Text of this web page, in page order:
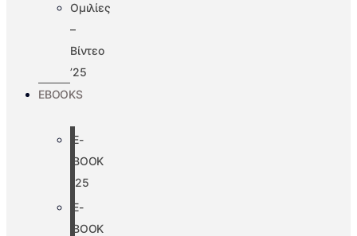
Ομιλίες
–
Βίντεο
’25
EBOOKS
E-
BOOK
’25
E-
BOOK